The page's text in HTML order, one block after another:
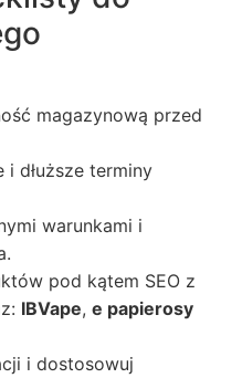
magazynową przed
dłuższe terminy
warunkami i
pod kątem SEO z
IBVape, e papierosy
i dostosowuj